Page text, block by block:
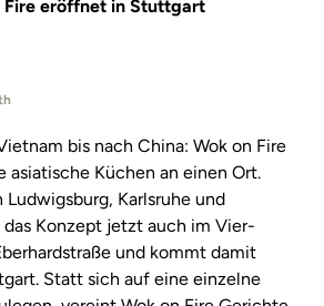
Fire eröffnet in Stuttgart
bis nach China: Wok on Fire
asiatische Küchen an einen Ort.
Karlsruhe und
Konzept jetzt auch im Vier-
und kommt damit
Statt sich auf eine einzelne